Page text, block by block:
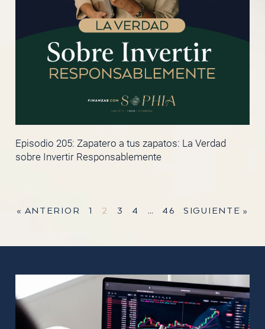
Episodio 205: Zapatero a tus zapatos: La Verdad
sobre Invertir Responsablemente
« ANTERIOR 1 2 3 4 … 46 SIGUIENTE »